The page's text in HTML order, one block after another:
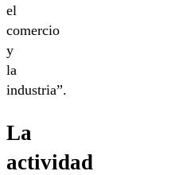
el
comercio
y
la
industria”.
La
actividad